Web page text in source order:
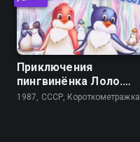
Приключения
пингвинёнка Лоло.
Фильм третий
1987, СССР, Короткометражка